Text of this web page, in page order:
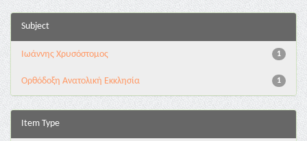
Subject
1
Ιωάννης Χρυσόστομος
1
Ορθόδοξη Ανατολική Εκκλησία
Item Type